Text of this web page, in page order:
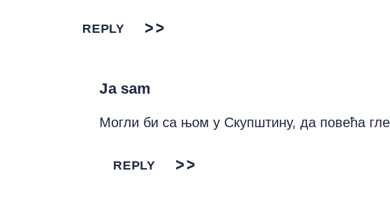
REPLY
Ja sam
Могли би са њом у Скупштину, да повећа
REPLY